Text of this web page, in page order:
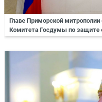
Главе Приморской митрополии
Комитета Госдумы по защите